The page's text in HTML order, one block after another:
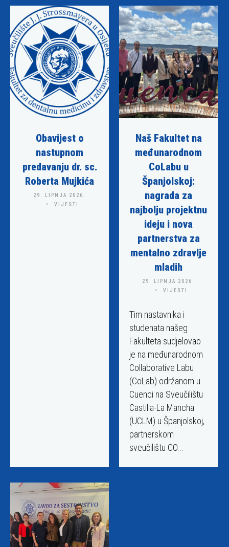
Obavijest o
nastupnom
predavanju dr. sc.
Roberta Mujkića
29. LIPNJA 2026.
VIJESTI
Naš Fakultet na
međunarodnom
CoLabu u
Španjolskoj:
nagrada za
najbolju projektnu
ideju i nova
partnerstva za
mentalno zdravlje
mladih
29. LIPNJA 2026.
VIJESTI
Tim nastavnika i
studenata našeg
Fakulteta sudjelovao
je na međunarodnom
Collaborative Labu
(CoLab) održanom u
Cuenci na Sveučilištu
Castilla-La Mancha
(UCLM) u Španjolskoj,
partnerskom
sveučilištu CO...